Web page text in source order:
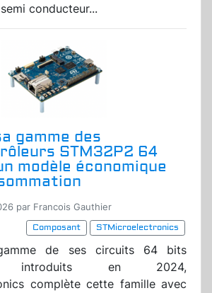
conducteur...
gamme des
STM32P2 64
modèle économique
par Francois Gauthier
Composant
STMicroelectronics
de ses circuits 64 bits
introduits en 2024,
complète cette famille avec